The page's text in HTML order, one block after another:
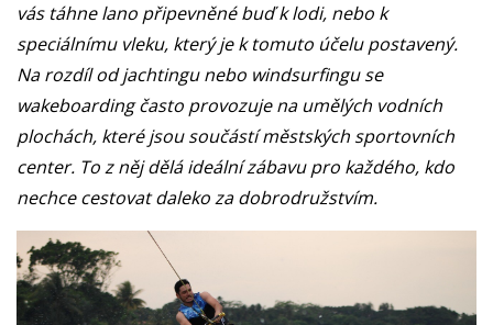
vás táhne lano připevněné buď k lodi, nebo k
speciálnímu vleku, který je k tomuto účelu postavený.
Na rozdíl od jachtingu nebo windsurfingu se
wakeboarding často provozuje na umělých vodních
plochách, které jsou součástí městských sportovních
center. To z něj dělá ideální zábavu pro každého, kdo
nechce cestovat daleko za dobrodružstvím.